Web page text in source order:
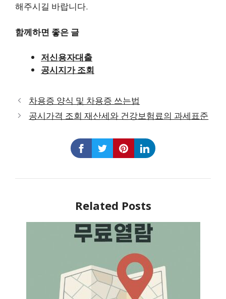
해주시길 바랍니다.
함께하면 좋은 글
저신용자대출
공시지가 조회
차용증 양식 및 차용증 쓰는법
공시가격 조회 재산세와 건강보험료의 과세표준
Related Posts